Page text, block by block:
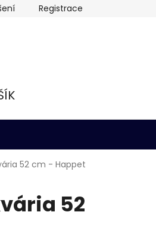
Registrace
52 cm - Happet
52